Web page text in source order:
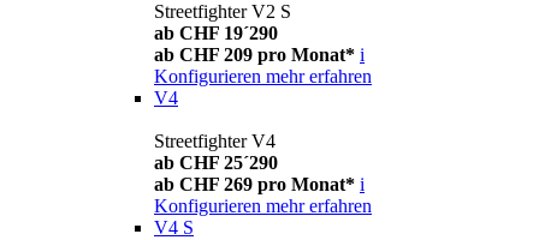
Streetfighter V2 S
ab CHF 19´290
ab CHF 209 pro Monat* i
Konfigurieren mehr erfahren
V4
Streetfighter V4
ab CHF 25´290
ab CHF 269 pro Monat* i
Konfigurieren mehr erfahren
V4 S